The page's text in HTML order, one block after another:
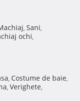
, Sani,
ochi,
, Costume de baie,
, Verighete,